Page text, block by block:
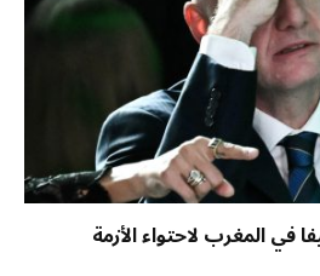
في المغرب لاحتواء الأزمة